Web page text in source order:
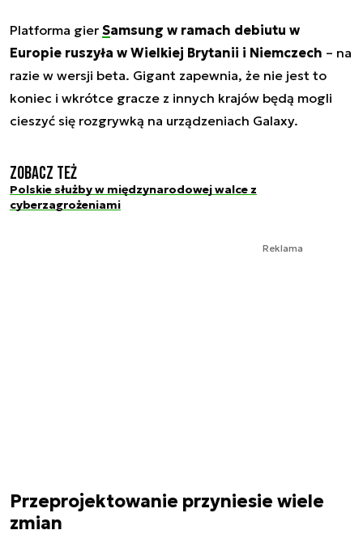
Platforma gier Samsung w ramach debiutu w
Europie ruszyła w Wielkiej Brytanii i Niemczech – na
razie w wersji beta. Gigant zapewnia, że nie jest to
koniec i wkrótce gracze z innych krajów będą mogli
cieszyć się rozgrywką na urządzeniach Galaxy.
Zobacz też
Polskie służby w międzynarodowej walce z
cyberzagrożeniami
Reklama
Przeprojektowanie przyniesie wiele
zmian